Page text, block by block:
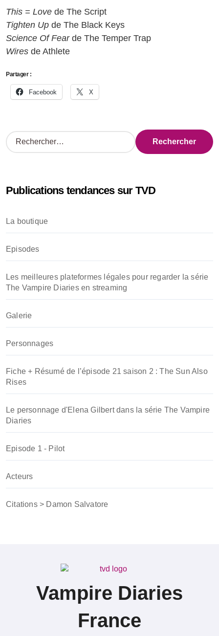
This = Love de The Script
Tighten Up de The Black Keys
Science Of Fearde The Temper Trap
Wires de Athlete
Partager :
Facebook X
R
e
r
e
r
:
Publications tendances sur TVD
La boutique
Episodes
Les meilleures plateformes légales pour regarder la série
The Vampire Diaries en streaming
Galerie
Personnages
Fiche + Résumé de l’épisode 21 saison 2 : The Sun Also
Rises
Le personnage d'Elena Gilbert dans la série The Vampire
Diaries
Episode 1 - Pilot
Acteurs
Citations > Damon Salvatore
Vampire Diaries
France